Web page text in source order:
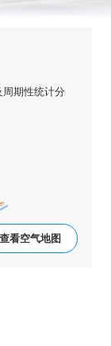
期性统计分
查看空气地图